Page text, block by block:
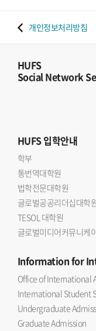
개인정보처리방침
HUFS
Social Network
HUFS입학안내
학부
통번역대학원
법학전문대학원
글로벌공공리더십대학
TESOL 대학원
글로벌미디어커뮤니케
Informationfor
Office of International
International Student
Undergraduate
Graduate Admission